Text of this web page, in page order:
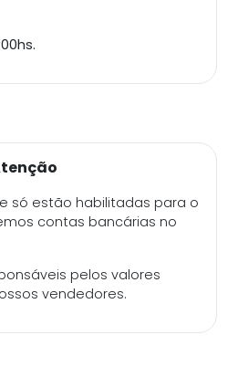
só estão habilitadas para o
contas bancárias no
pelos valores
vendedores.